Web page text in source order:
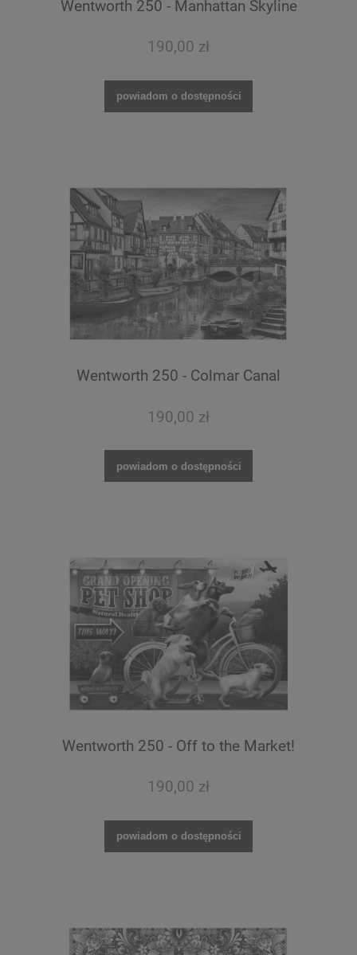
Wentworth 250 - Manhattan Skyline
190,00 zł
powiadom o dostępności
Wentworth 250 - Colmar Canal
190,00 zł
powiadom o dostępności
Wentworth 250 - Off to the Market!
190,00 zł
powiadom o dostępności